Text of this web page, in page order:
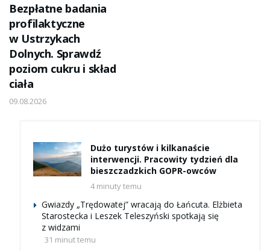
Bezpłatne badania
profilaktyczne
w Ustrzykach
Dolnych. Sprawdź
poziom cukru i skład
ciała
09.08.2026
Dużo turystów i kilkanaście
interwencji. Pracowity tydzień dla
bieszczadzkich GOPR-owców
4 minuty temu
Gwiazdy „Trędowatej” wracają do Łańcuta. Elżbieta
Starostecka i Leszek Teleszyński spotkają się
z widzami
31 minut temu